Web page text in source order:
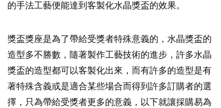
的手法工藝便能達到客製化水晶獎盃的效果。
獎盃獎座是為了帶給受獎者特殊意義的，水晶獎盃的
造型多不勝數，隨著製作工藝技術的進步，許多水晶
獎盃的造型都可以客製化出來，而有許多的造型是有
著特殊含義或是適合某些場合而得到許多訂購者的選
擇，只為帶給受獎者更多的意義，以下就讓採購易為